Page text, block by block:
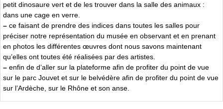
petit dinosaure vert et de les trouver dans la salle des animaux :
dans une cage en verre.
– ce faisant de prendre des indices dans toutes les salles pour
préciser notre représentation du musée en observant et en prenant
en photos les différentes œuvres dont nous savons maintenant
qu’elles ont toutes été réalisées par des artistes.
– enfin de d’aller sur la plateforme afin de profiter du point de vue
sur le parc Jouvet et sur le belvédère afin de profiter du point de vue
sur l’Ardèche, sur le Rhône et son anse.